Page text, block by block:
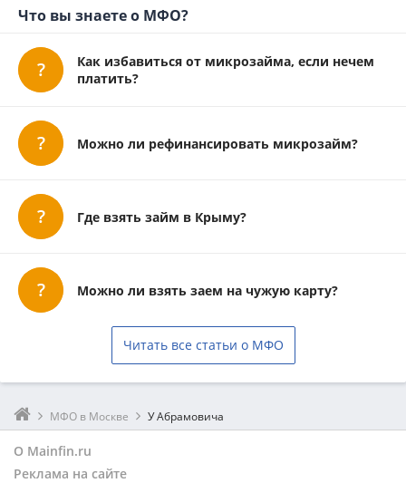
Что вы знаете о МФО?
Как избавиться от микрозайма, если нечем
платить?
Можно ли рефинансировать микрозайм?
Где взять займ в Крыму?
Можно ли взять заем на чужую карту?
Читать все статьи о МФО
МФО в Москве У Абрамовича
О Mainfin.ru
Реклама на сайте